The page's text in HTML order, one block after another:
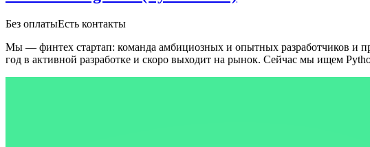
Без оплатыЕсть контакты
Мы — финтех стартап: команда амбициозных и опытных разработчиков и
год в активной разработке и скоро выходит на рынок. Сейчас мы ищем